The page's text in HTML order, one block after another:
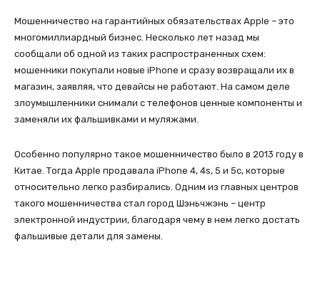
Мошенничество на гарантийных обязательствах Apple – это
многомиллиардный бизнес. Несколько лет назад мы
сообщали об одной из таких распространенных схем:
мошенники покупали новые iPhone и сразу возвращали их в
магазин, заявляя, что девайсы не работают. На самом деле
злоумышленники снимали с телефонов ценные компоненты и
заменяли их фальшивками и муляжами.
Особенно популярно такое мошенничество было в 2013 году в
Китае. Тогда Apple продавала iPhone 4, 4s, 5 и 5c, которые
относительно легко разбирались. Одним из главных центров
такого мошенничества стал город Шэньчжэнь – центр
электронной индустрии, благодаря чему в нем легко достать
фальшивые детали для замены.